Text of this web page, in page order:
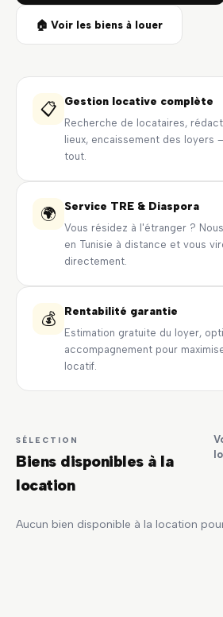
🏠 Voir les biens à louer
📋 Gestion locative complète
Recherche de locataires,
lieux, encaissement des loyers
tout.
🌍 Service TRE & Diaspora
Vous résidez à l'étranger ?
en Tunisie à distance et vous
directement.
💰 Rentabilité garantie
Estimation gratuite du loyer,
accompagnement pour
locatif.
SÉLECTION
Biens disponibles à la
location
Aucun bien disponible à la location